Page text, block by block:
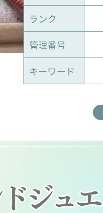
ランク
管理番号
キーワード